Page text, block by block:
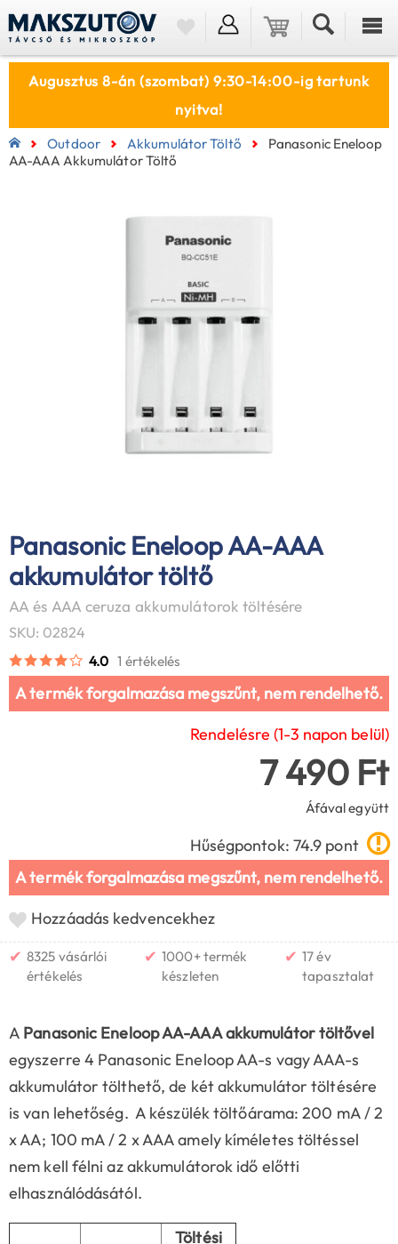
Augusztus 8-án (szombat) 9:30-14:00-ig tartunk
nyitva!
Outdoor Akkumulátor Töltő
Panasonic Eneloop
AA-AAA Akkumulátor Töltő
Panasonic Eneloop AA-AAA
akkumulátor töltő
AA és AAA ceruza akkumulátorok töltésére
SKU: 02824
4.0 1 értékelés
A termék forgalmazása megszűnt, nem rendelhető.
Rendelésre (1-3 napon belül)
7 490 Ft
Áfával együtt
Hűségpontok: 74.9 pont
A termék forgalmazása megszűnt, nem rendelhető.
Hozzáadás kedvencekhez
✔ 8325 vásárlói
értékelés
✔ 1000+ termék
készleten
✔ 17 év
tapasztalat
A Panasonic Eneloop AA-AAA akkumulátor töltővel
egyszerre 4 Panasonic Eneloop AA-s vagy AAA-s
akkumulátor tölthető, de két akkumulátor töltésére
is van lehetőség. A készülék töltőárama: 200 mA / 2
x AA; 100 mA / 2 x AAA amely kíméletes töltéssel
nem kell félni az akkumulátorok idő előtti
elhasználódásától.
Töltési